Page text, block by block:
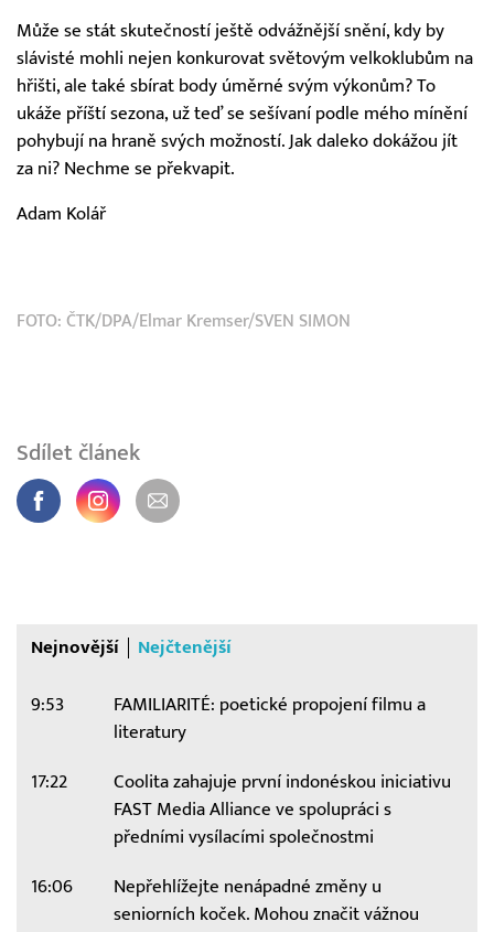
Může se stát skutečností ještě odvážnější snění, kdy by
slávisté mohli nejen konkurovat světovým velkoklubům na
hřišti, ale také sbírat body úměrné svým výkonům? To
ukáže příští sezona, už teď se sešívaní podle mého mínění
pohybují na hraně svých možností. Jak daleko dokážou jít
za ni? Nechme se překvapit.
Adam Kolář
FOTO: ČTK/DPA/Elmar Kremser/SVEN SIMON
Sdílet článek
Nejnovější Nejčtenější
9:53
FAMILIARITÉ: poetické propojení filmu a
literatury
17:22
Coolita zahajuje první indonéskou iniciativu
FAST Media Alliance ve spolupráci s
předními vysílacími společnostmi
16:06
Nepřehlížejte nenápadné změny u
seniorních koček. Mohou značit vážnou